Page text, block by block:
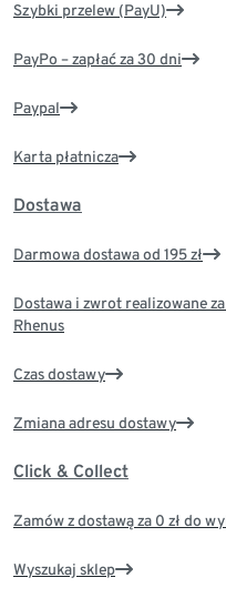
Szybki przelew (PayU)
PayPo – zapłać za 30 dni
Paypal
Karta płatnicza
Dostawa
Darmowa dostawa od 195 zł
Dostawa i zwrot realizowane
Rhenus
Czas dostawy
Zmiana adresu dostawy
Click & Collect
Zamów z dostawą za 0 zł do
Wyszukaj sklep